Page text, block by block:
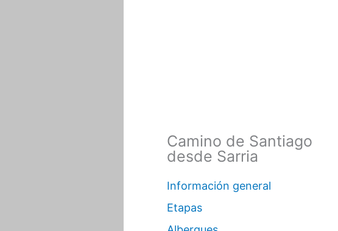
Camino de Santiago
desde Sarria
Información general
Etapas